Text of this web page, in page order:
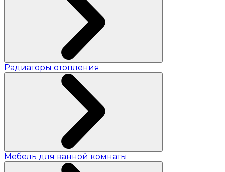
Радиаторы отопления
Мебель для ванной комнаты